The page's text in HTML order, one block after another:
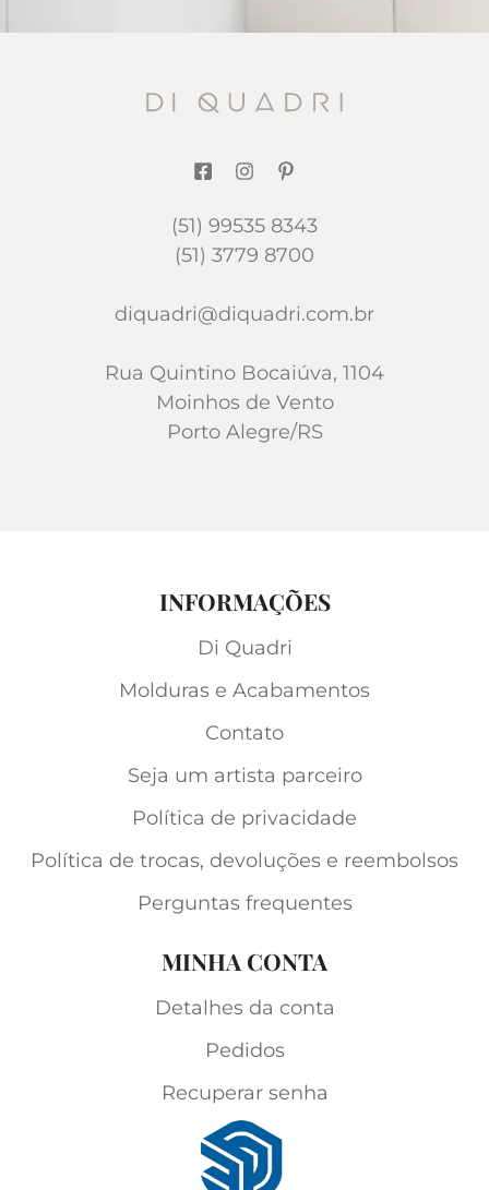
(51) 99535 8343
(51) 3779 8700
diquadri@diquadri.com.br
Rua Quintino Bocaiúva, 1104
Moinhos de Vento
Porto Alegre/RS
INFORMAÇÕES
Di Quadri
Molduras e Acabamentos
Contato
Seja um artista parceiro
Política de privacidade
Política de trocas, devoluções e reembolsos
Perguntas frequentes
MINHA CONTA
Detalhes da conta
Pedidos
Recuperar senha